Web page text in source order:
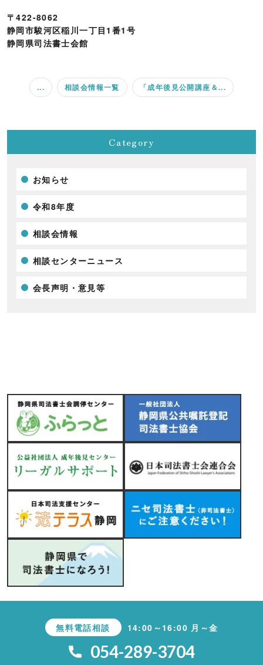
〒422-8062
静岡市駿河区稲川一丁目1番1号
静岡県司法書士会館
... 相談会情報一覧 「成年後見公開講座＆...
Category
お知らせ
令和8年度
相談会情報
相談センターニュース
会長声明・意見等
無料電話相談 14:00～16:00 月～金
054-289-3704